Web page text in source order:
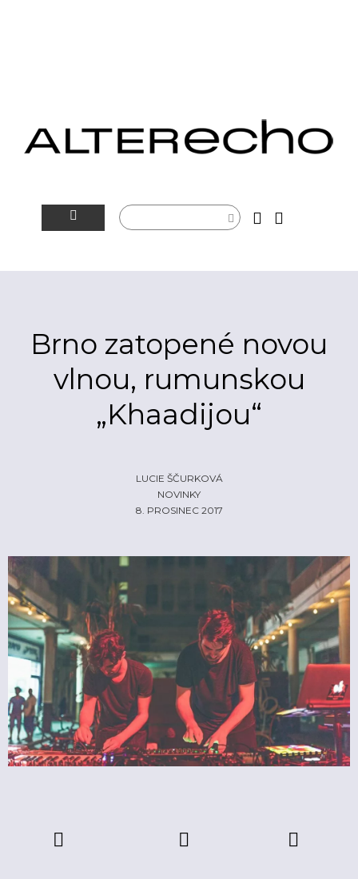
ARTEIN
ECHOLOKÁTOR
ROZHOVORY
EHP/NORSKÉ FONDY
KONTAKTY
Brno zatopené novou
vlnou, rumunskou
„Khaadijou“
LUCIE ŠČURKOVÁ
NOVINKY
8. PROSINEC 2017